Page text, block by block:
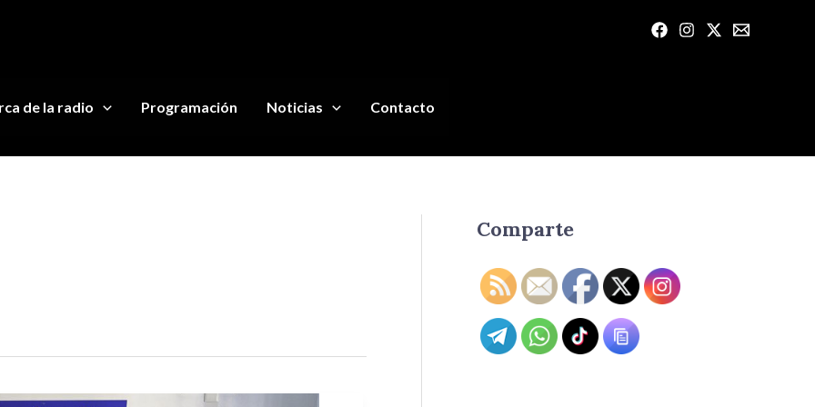
de la radio Programación Noticias Contacto
Comparte